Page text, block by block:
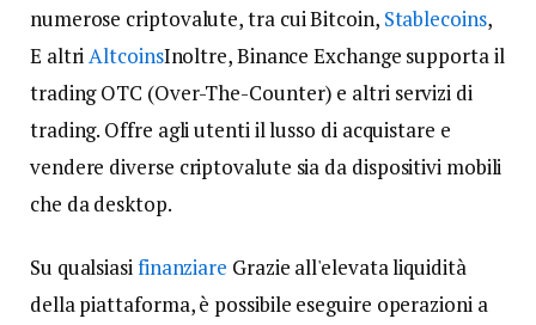
numerose criptovalute, tra cui Bitcoin, Stablecoins,
E altri AltcoinsInoltre, Binance Exchange supporta il
trading OTC (Over-The-Counter) e altri servizi di
trading. Offre agli utenti il ​​lusso di acquistare e
vendere diverse criptovalute sia da dispositivi mobili
che da desktop.
Su qualsiasifinanziare Grazie all'elevata liquidità
della piattaforma, è possibile eseguire operazioni a